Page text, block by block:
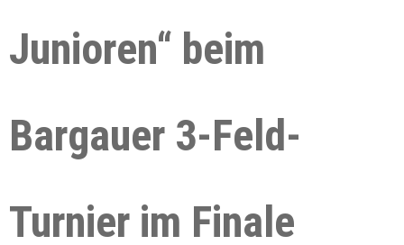
Junioren“ beim
Bargauer 3-Feld-
Turnier im Finale